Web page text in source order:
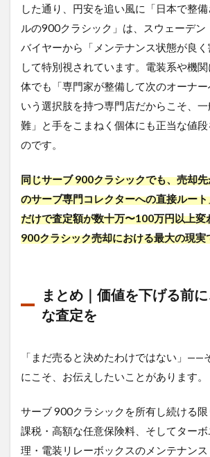
した通り、円安を追い風に「日本で整
ルの900クラシック」は、スウェーデン
バイヤーから「メンテナンス状態が良
して特別視されています。電装系や機
体でも「専門家が整備して次のオーナ
いう選択肢を持つ専門店だからこそ、
難」と手をこまねく個体にも正当な値
のです。
同じサーブ 900クラシックでも、売却
のサーブ専門コレクターへの直接ルー
だけで査定額が数十万〜100万円以上
900クラシック売却における最大の現実
まとめ｜価値を下げる前
な査定を
「まだ売ると決めたわけではない」——
にこそ、お伝えしたいことがあります。
サーブ 900クラシックを所有し続ける
課税・高額な任意保険料、そしてター
理・電装リレーボックスのメンテナン